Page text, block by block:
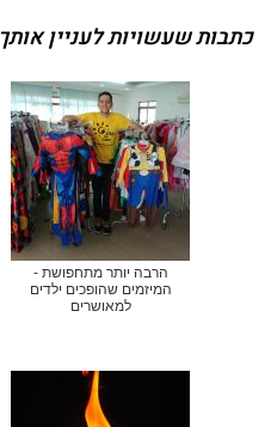
כתבות שעשויות לעניין אותך
הרבה יותר מתחפושת -
המיזמים שהופכים ילדים
למאושרים